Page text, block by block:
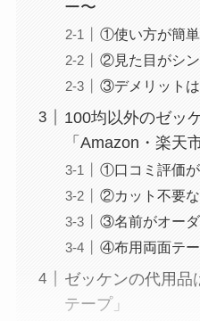
ー〜
①使い方が簡単
②見た目がシ
③デメリット
100均以外のゼッ
「Amazon・楽天
①口コミ評価
②カット不要
③名前がオー
④布用両面テ
ゼッケンの代用品
テープ」